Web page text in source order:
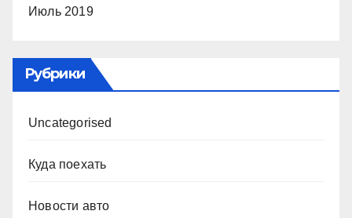
Июль 2019
Рубрики
Uncategorised
Куда поехать
Новости авто